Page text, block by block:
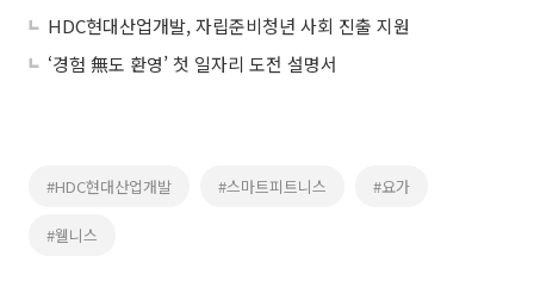
HDC현대산업개발, 자립준비청년 사회 진출 지원
‘경험 無도 환영’ 첫 일자리 도전 설명서
#HDC현대산업개발 #스마트피트니스 #요가
#웰니스